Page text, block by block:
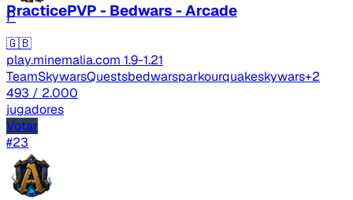
P
PracticePVP - Bedwars - Arcade
🇬🇧
play.minemalia.com 1.9-1.21
TeamSkywarsQuestsbedwarsparkourquakeskywars+2
493 / 2.000
jugadores
Votar
#23